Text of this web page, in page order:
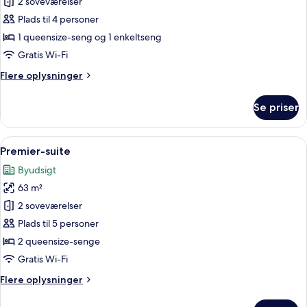
suitePlads til 4 personer
1 queensize-seng og 1 enkeltseng
Gratis Wi-Fi
Flere oplysninger
Flere
suite
Se priser
Indlæs
alle
billeder
af
Premier-
suite
Et moderne hotelværelse med en
15
Premier-suite
Byudsigt
63 m²
2 soveværelser
Plads til 5 personer
2 queensize-senge
Gratis Wi-Fi
Flere oplysninger
Flere